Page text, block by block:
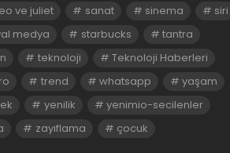
ve juliet
sanat sinema
siri
medya
starbucks
tantra
teknoloji
Teknoloji Haberleri
trend whatsapp
yaşam
yenilik
yenimio-secilenler
zayıflama çocuk